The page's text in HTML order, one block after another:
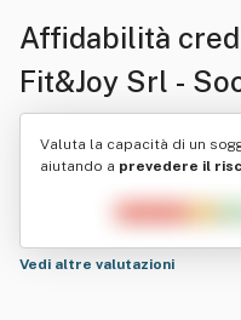
Affidabilità
Fit&Joy Srl -
Dilettantistica
Valuta la capacità di un
aiutando a prevedere il
Vedi altre valutazioni